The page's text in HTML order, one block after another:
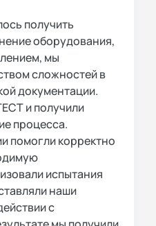
получить
оборудования,
мы
сложностей в
документации.
и получили
процесса.
помогли корректно
испытания
наши
с